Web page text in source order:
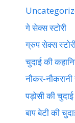
गे सेक्स स्टोरी
ग्रुप सेक्स
चुदाई की
नौकर-नौकरानी
पड़ोसी की चुदाई
बाप बेटी की